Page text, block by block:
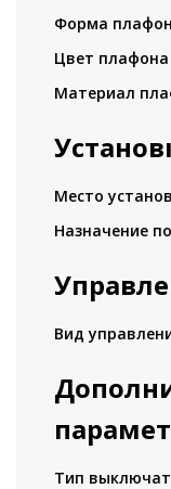
Форма
Цвет плафона
Материал
Место
Назначение
Вид
Тип